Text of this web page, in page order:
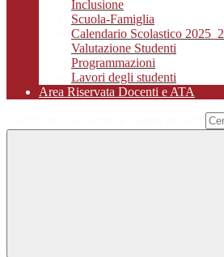
Inclusione
Scuola-Famiglia
Calendario Scolastico
Valutazione Studenti
Programmazioni
Lavori degli studenti
Area Riservata Docenti e ATA